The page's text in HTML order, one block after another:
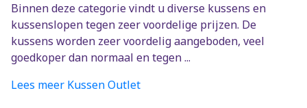
Binnen deze categorie vindt u diverse kussens en
kussenslopen tegen zeer voordelige prijzen. De
kussens worden zeer voordelig aangeboden, veel
goedkoper dan normaal en tegen ...
Lees meer Kussen Outlet